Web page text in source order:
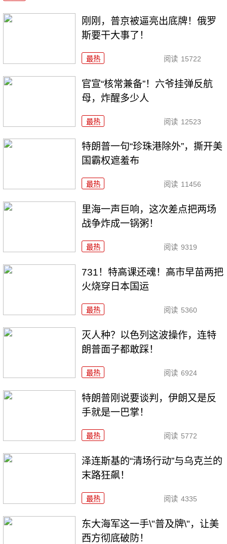
刚刚，普京被逼亮出底牌！俄罗
斯要干大事了！
最热 阅读 15722
官宣“核常兼备”！六爷挂弹反航
母，炸醒多少人
最热 阅读 12523
特朗普一句“珍珠港除外”，撕开美
国霸权遮羞布
最热 阅读 11456
里海一声巨响，这次差点把两场
战争炸成一锅粥！
最热 阅读 9319
731！特高课还魂！高市早苗两把
火烧穿日本国运
最热 阅读 5360
灭人种？以色列这波操作，连特
朗普面子都敢踩！
最热 阅读 6924
特朗普刚说要谈判，伊朗又是反
手就是一巴掌！
最热 阅读 5772
泽连斯基的“清场行动”与乌克兰的
末路狂飙！
最热 阅读 4335
东大海军这一手\"普及牌\"，让美
西方彻底破防！